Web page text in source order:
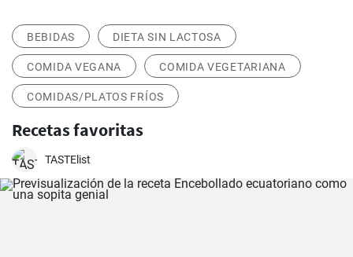
BEBIDAS DIETA SIN LACTOSA
COMIDA VEGANA COMIDA VEGETARIANA
COMIDAS/PLATOS FRÍOS
Recetas favoritas
TASTElist